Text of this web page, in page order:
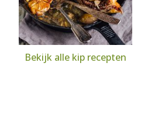
Bekijk alle kip recepten